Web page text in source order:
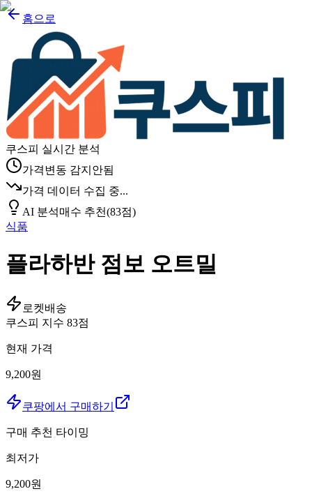
홈으로
쿠스피 실시간 분석
가격변동 감지안됨
가격 데이터 수집 중...
AI 분석매수 추천(83점)
식품
플라하반 점보 오트밀
로켓배송
쿠스피 지수 83점
현재 가격
9,200원
쿠팡에서 구매하기
구매 추천 타이밍
최저가
9,200원